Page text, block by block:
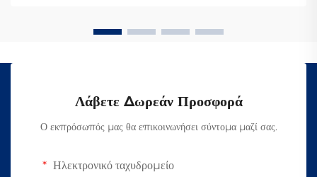
Λάβετε Δωρεάν Προσφορά
Ο εκπρόσωπός μας θα επικοινωνήσει σύντομα μαζί σας.
Ηλεκτρονικό ταχυδρομείο